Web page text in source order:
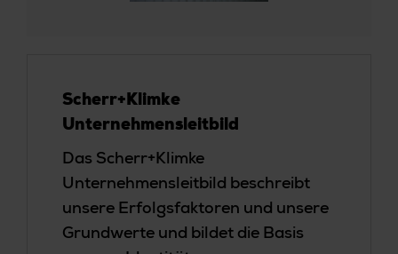
Scherr+Klimke
Unternehmensleitbild
Das Scherr+Klimke
Unternehmensleitbild beschreibt
unsere Erfolgsfaktoren und unsere
Grundwerte und bildet die Basis